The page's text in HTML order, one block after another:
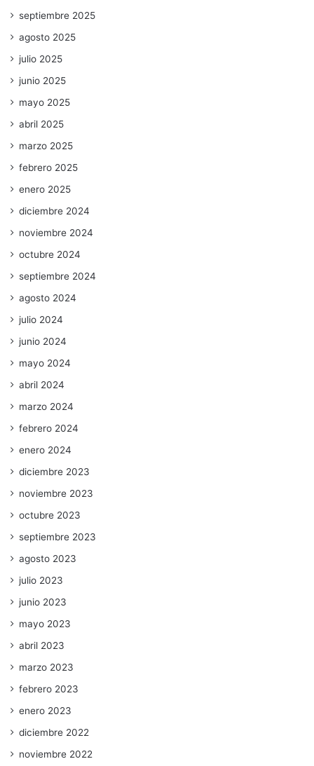
septiembre 2025
agosto 2025
julio 2025
junio 2025
mayo 2025
abril 2025
marzo 2025
febrero 2025
enero 2025
diciembre 2024
noviembre 2024
octubre 2024
septiembre 2024
agosto 2024
julio 2024
junio 2024
mayo 2024
abril 2024
marzo 2024
febrero 2024
enero 2024
diciembre 2023
noviembre 2023
octubre 2023
septiembre 2023
agosto 2023
julio 2023
junio 2023
mayo 2023
abril 2023
marzo 2023
febrero 2023
enero 2023
diciembre 2022
noviembre 2022